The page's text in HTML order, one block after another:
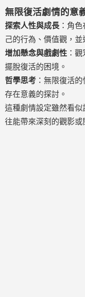
無限復活劇情的意
探索人性與成長 ：角
己的行為、價值觀，並
增加懸念與戲劇性 ：
擺脫復活的困境。
哲學思考 ：無限復活
存在意義的探討。
這種劇情設定雖然看
往能帶來深刻的觀影或